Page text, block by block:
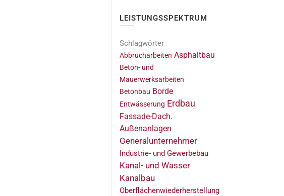
LEISTUNGSSPEKTRUM
Schlagwörter
Abbrucharbeiten Asphaltbau
Beton- und
Mauerwerksarbeiten
Betonbau Borde
Entwässerung Erdbau
Fassade-Dach.
Außenanlagen
Generalunternehmer
Industrie- und Gewerbebau
Kanal- und Wasser
Kanalbau
Oberflächenwiederherstellung